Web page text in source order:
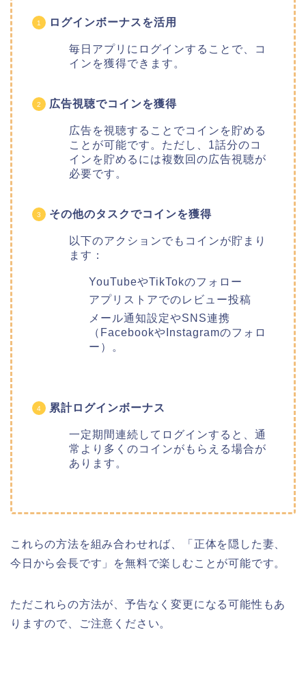
ログインボーナスを活用
毎日アプリにログインすることで、コ
インを獲得できます。
広告視聴でコインを獲得
広告を視聴することでコインを貯める
ことが可能です。ただし、1話分のコ
インを貯めるには複数回の広告視聴が
必要です。
その他のタスクでコインを獲得
以下のアクションでもコインが貯まり
ます：
YouTubeやTikTokのフォロー
アプリストアでのレビュー投稿
メール通知設定やSNS連携
（FacebookやInstagramのフォロ
ー）。
累計ログインボーナス
一定期間連続してログインすると、通
常より多くのコインがもらえる場合が
あります。
これらの方法を組み合わせれば、「正体を隠した妻、
今日から会長です」を無料で楽しむことが可能です。
ただこれらの方法が、予告なく変更になる可能性もあ
りますので、ご注意ください。